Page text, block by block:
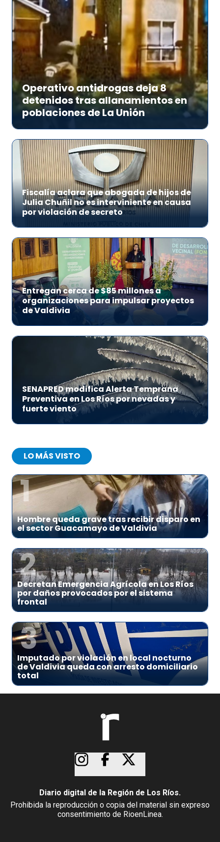
Operativo antidrogas deja 8
detenidos tras allanamientos en
poblaciones de La Unión
Fiscalía aclara que abogada de hijos de
Julia Chuñil no es interviniente en causa
por violación de secreto
Entregan cerca de $85 millones a
organizaciones para impulsar proyectos
de Valdivia
SENAPRED modifica Alerta Temprana
Preventiva en Los Ríos por nevadas y
fuerte viento
LO MÁS VISTO
1
Hombre queda grave tras recibir disparo en
el sector Guacamayo de Valdivia
2
Decretan Emergencia Agrícola en Los Ríos
por daños provocados por el sistema
frontal
3
Imputado por violación en local nocturno
de Valdivia queda con arresto domiciliario
total
Diario digital de la Región de Los Ríos.
Prohibida la reproducción o copia del material sin expreso
consentimiento de RioenLinea.